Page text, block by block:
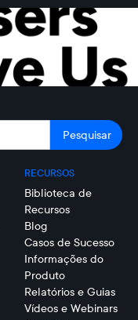
RECURSOS
Biblioteca de
Recursos
Blog
Casos de Sucesso
Informações do
Produto
Relatórios e Guias
Vídeos e Webinars